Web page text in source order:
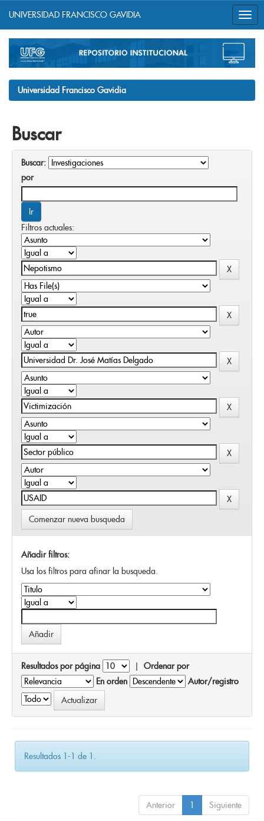
navigation
UNIVERSIDAD FRANCISCO GAVIDIA
Universidad Francisco Gavidia
Buscar
Buscar:
por
Filtros actuales:
Comenzar nueva busqueda
Añadir filtros:
Usa los filtros para afinar la busqueda.
Resultados por página | Ordenar por
En orden
Autor/registro
Resultados 1-1 de 1.
Anterior 1 Siguiente